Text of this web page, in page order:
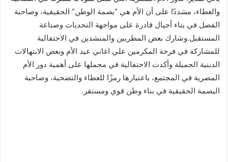
والعطاء، مشددًا على أن الأم هي “بصمة الوطن” الحقيقية، وصاحبة
الفضل في بناء أجيال قادرة على مواجهة التحديات وصناعة
المستقبل.وشارك بعض المطربين والمنشدين في الاحتفالية
للمشاركة في فرحة المكرمين علي اغاني عيد الأم وبعض الابتهالات
الدينية الجميلة وأكدت الاحتفالية في مجملها على أهمية دور الأم
المصرية في المجتمع، باعتبارها رمزًا للعطاء والتضحية، وصاحبة
البصمة الحقيقية في بناء وطن قوي ومستقر.